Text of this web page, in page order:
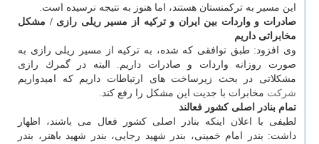
این مسیر به تركمنستان هستند، اما هنوز به نتیجه نرسیده است.
صادرات و واردات بین ایران و تركیه از مسیر ریلی رازی / ‏‬مشكل
مخابراتی داریم
وی افزود: طبق توافقی كه شده، به تركیه از مسیر ریلی رازی به
صورت روزانه واردات و صادرات داریم. البته در گمرك رازی
مشكلاتی در بحث زیرساخت های ارتباطات داریم كه امیدواریم
شركت مخابرات با جدیت این مشكل را رفع كند.
تمام بنادر اصلی كشور فعالند
لطیفی با اعلان اینكه بنادر اصلی كشور فعال می باشند، اظهار
داشت: بندر امام خمینی، بندر شهید رجایی، بندر شهید باهنر، بندر